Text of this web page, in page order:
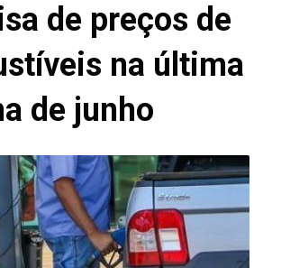
de preços de
na última
de junho